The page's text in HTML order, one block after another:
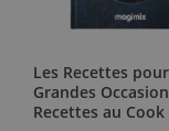
Les Recettes
Grandes
Recettes au